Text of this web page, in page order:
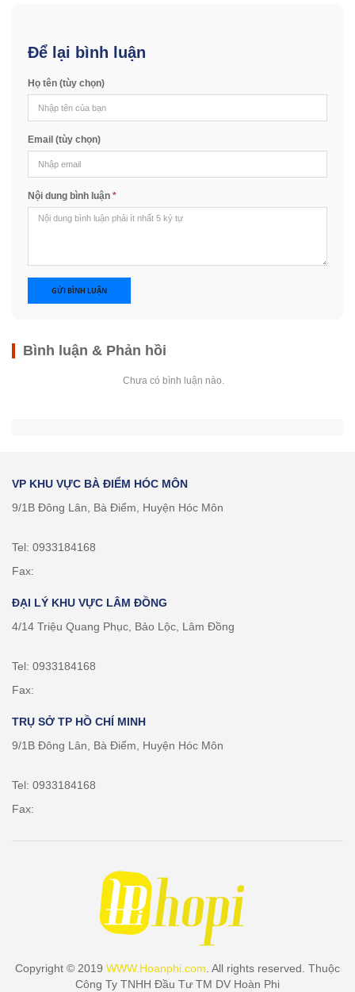
Để lại bình luận
Họ tên (tùy chọn)
Email (tùy chọn)
Nội dung bình luận *
GỬI BÌNH LUẬN
Bình luận & Phản hồi
Chưa có bình luận nào.
VP KHU VỰC BÀ ĐIỂM HÓC MÔN
9/1B Đông Lân, Bà Điểm, Huyện Hóc Môn
Tel: 0933184168
Fax:
ĐẠI LÝ KHU VỰC LÂM ĐỒNG
4/14 Triệu Quang Phục, Bảo Lộc, Lâm Đồng
Tel: 0933184168
Fax:
TRỤ SỞ TP HỒ CHÍ MINH
9/1B Đông Lân, Bà Điểm, Huyện Hóc Môn
Tel: 0933184168
Fax:
Copyright © 2019 WWW.Hoanphi.com. All rights reserved. Thuộc
Công Ty TNHH Đầu Tư TM DV Hoàn Phi